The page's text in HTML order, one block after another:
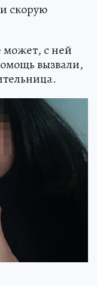
скорую
может, с ней
вызвали,